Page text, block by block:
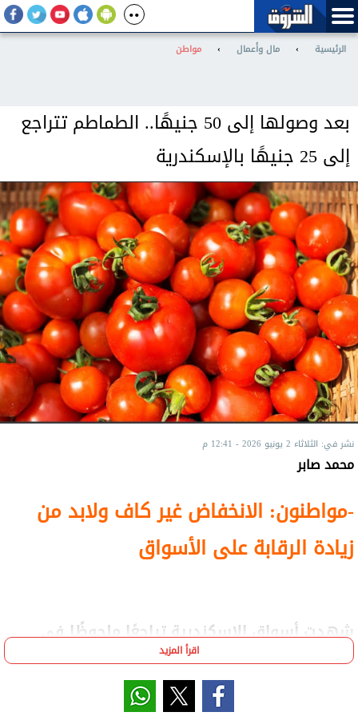
الرئيسية › مال وأعمال › مواطن
بعد وصولها إلى 50 جنيهًا.. الطماطم تتراجع
إلى 25 جنيهًا بالإسكندرية
نشر في: الثلاثاء 2 يونيو 2026 - 12:41 م
محمد صابر
-مواطنون: الانخفاض غير كاف ولابد من
زيادة الرقابة على الأسواق
شهدت أسواق الإسكندرية تراجعًا ملحوظًا في
أسعار الطماطم خلال الأيام الحالية، بعدما انخفض
سعر الكيلو يتراوح بين 15 و25 جنيهًا، مقارنة بما
وصل إليه قبل عيد الأضحى المبارك، حين سجل نحو
اقرأ المزيد